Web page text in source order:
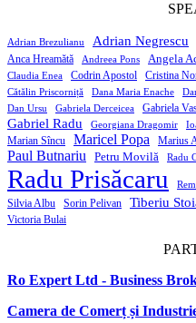
Adrian Brezulianu Adrian Negrescu
Anca Hreamătă Andreea Pons Angela
Claudia Enea Codrin Apostol Cristina
Cătălin Priscorniță
Dana Maria Enache
Dan Ursu
Gabriela Derceicea Gabriela
Gabriel Radu Georgiana Dragomir
Marian Sîncu
Maricel Popa Marius
Paul Butnariu Petru Movilă Radu
Radu Prisăcaru
Silvia Albu Sorin Pelivan Tiberiu
Victoria Bulai
Ro Expert Ltd - Business
Camera de Comerț și